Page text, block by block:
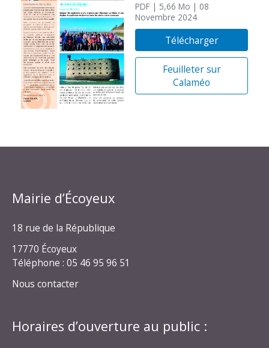
PDF | 5,66 Mo | 08
Novembre 2024
Télécharger
Feuilleter sur
Calaméo
Mairie d’Écoyeux
18 rue de la République
17770 Écoyeux
Téléphone : 05 46 95 96 51
Nous contacter
Horaires d’ouverture au public :